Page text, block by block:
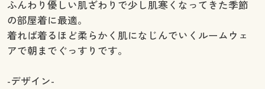
ふんわり優しい肌ざわりで少し肌寒くなってきた季節
の部屋着に最適。
着れば着るほど柔らかく肌になじんでいくルームウェ
アで朝までぐっすりです。
-デザイン-